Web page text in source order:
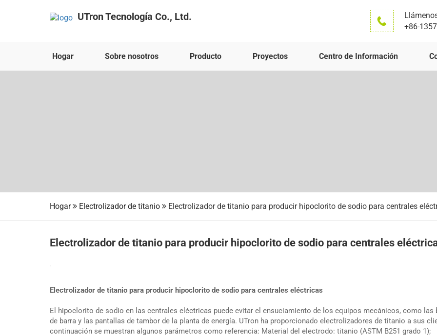
UTron Tecnología Co., Ltd.
+86-
Hogar Sobre nosotros Producto Proyectos Centro de Información
Hogar Electrolizador de titanio Electrolizador de titanio para producir hipoclorito de sodio para centrales
Electrolizador de titanio para producir hipoclorito de sodio para centrales
Electrolizador de titanio para producir hipoclorito de sodio para centrales eléctricas
El hipoclorito de sodio en las centrales eléctricas puede evitar el ensuciamiento de los equipos mecánicos, como las
de barra y las pantallas de tambor de la planta de energía. UTron ha proporcionado electrolizadores de titanio a sus
continuación se muestran algunos parámetros como referencia: Material del electrodo: titanio (ASTM B251 grado 1);